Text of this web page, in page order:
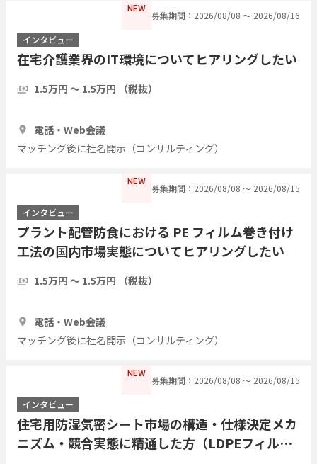
NEW
募集期間：2026/08/08 〜 2026/08/16
インタビュー
在宅介護業界のIT環境についてヒアリングしたい
1.5万円 〜 1.5万円 （税抜）
電話・Web会議
マッチング後に社名開示（コンサルティング）
NEW
募集期間：2026/08/08 〜 2026/08/15
インタビュー
プラント配管防食における PE フィルム巻き付け
工法の国内市場実態についてヒアリングしたい
1.5万円 〜 1.5万円 （税抜）
電話・Web会議
マッチング後に社名開示（コンサルティング）
NEW
募集期間：2026/08/08 〜 2026/08/15
インタビュー
住宅用防湿気密シート市場の構造・仕様決定メカ
ニズム・競合実態に精通した方（LDPEフィル